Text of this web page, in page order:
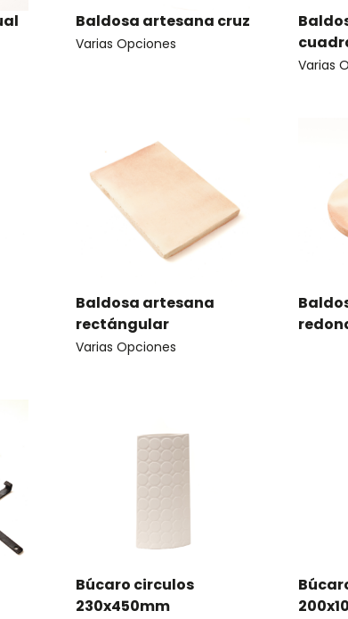
Baldosa artesana cruz
Varias Opciones
Varias
Baldosa artesana
rectángular
Varias Opciones
Búcaro circulos
230x450mm